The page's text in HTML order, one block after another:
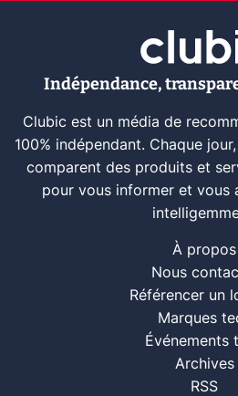
Indépendance,
Clubic est un média de
100% indépendant. Chaque
comparent des produits et
pour vous informer et vous
À propos
Nous
Référencer un
Marques
Événements
Archives
RSS